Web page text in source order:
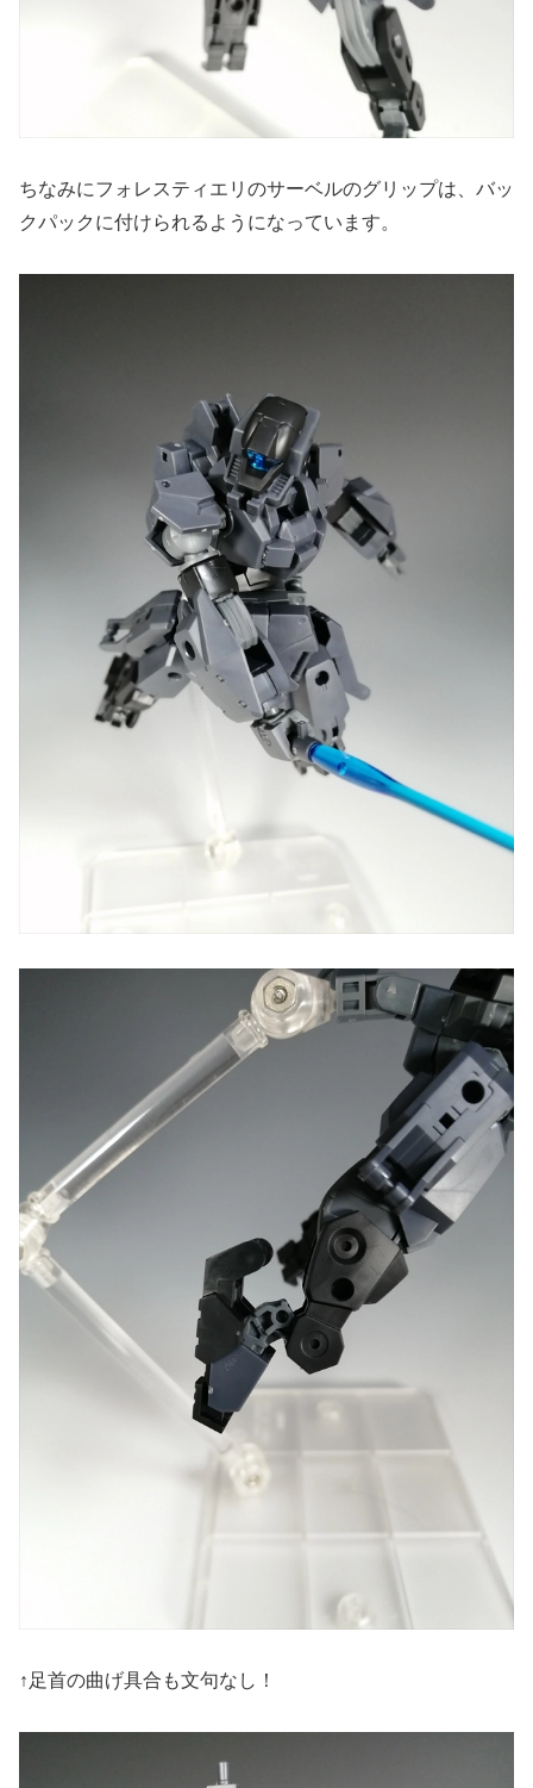
ちなみにフォレスティエリのサーベルのグリップは、バッ
クパックに付けられるようになっています。
↑足首の曲げ具合も文句なし！